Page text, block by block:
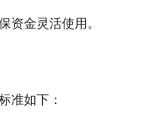
资金灵活使用。
准如下：